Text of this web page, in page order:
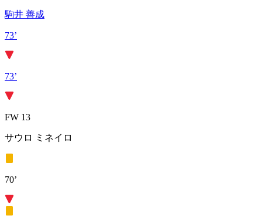
駒井 善成
73’
73’
FW 13
サウロ ミネイロ
70’